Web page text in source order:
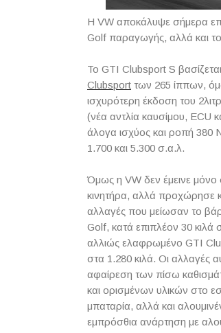
H VW αποκάλυψε σήμερα
Golf παραγωγής, αλλά και
Το GTI Clubsport S
Clubsport των 265 ίππων,
ισχυρότερη έκδοση του
(νέα αντλία καυσίμου, ECU
άλογα ισχύος και ροπή 380
1.700 και 5.300 σ.α.λ.
Όμως η VW δεν έμεινε
κινητήρα, αλλά προχώρησε
αλλαγές που μείωσαν το
Golf, κατά επιπλέον 30 κιλά
αλλιώς ελαφρωμένο GTI
στα 1.280 κιλά. Οι αλλαγές
αφαίρεση των πίσω
και ορισμένων υλικών στο
μπαταρία, αλλά και
εμπρόσθια ανάρτηση με